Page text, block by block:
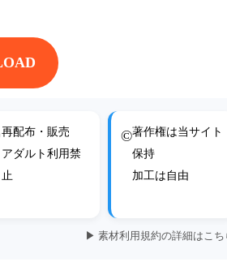
再配布・販売
アダルト利用禁
止
©著作権は当サイト
保持
加工は自由
▶ 素材利用規約の詳細はこち